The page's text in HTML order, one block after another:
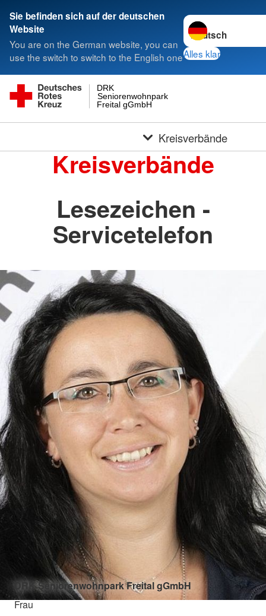
Sie befinden sich auf der deutschen
Website
You are on the German website, you can
use the switch to switch to the English one
Sprache wechseln
Alles klar
Freital gGmbH
Seniorenwohnpark
DRK
Kreisverbände
Kreisverbände
Lesezeichen -
Servicetelefon
DRK Seniorenwohnpark Freital gGmbH
Frau